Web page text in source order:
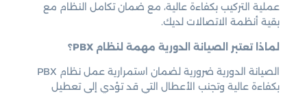
عملية التركيب بكفاءة عالية، مع ضمان تكامل النظام مع
بقية أنظمة الاتصالات لديك.
لماذا تعتبر الصيانة الدورية مهمة لنظام PBX؟
الصيانة الدورية ضرورية لضمان استمرارية عمل نظام PBX
بكفاءة عالية وتجنب الأعطال التي قد تؤدي إلى تعطيل